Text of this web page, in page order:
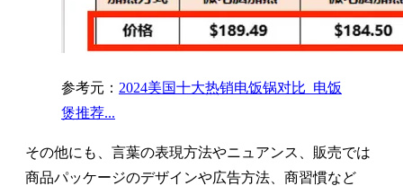
参考元： 2024美国十大热销电饭锅对比_电饭
煲推荐...
その他にも、言葉の表現方法やニュアンス、販売では
商品パッケージのデザインや広告方法、商習慣など